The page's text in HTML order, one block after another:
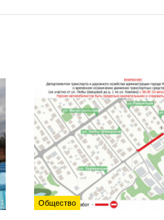
Общество